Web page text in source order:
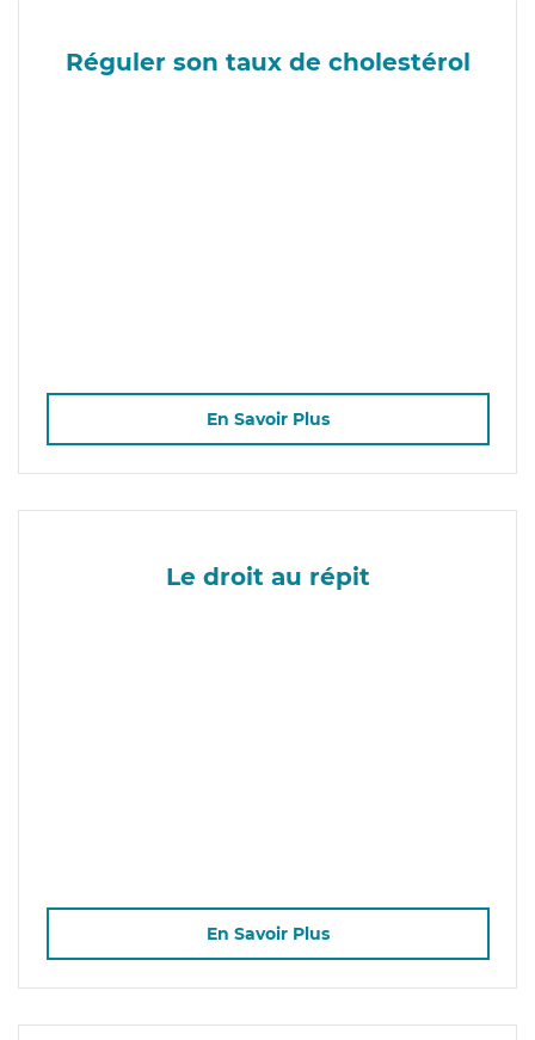
Réguler son taux de cholestérol
En Savoir Plus
Le droit au répit
En Savoir Plus